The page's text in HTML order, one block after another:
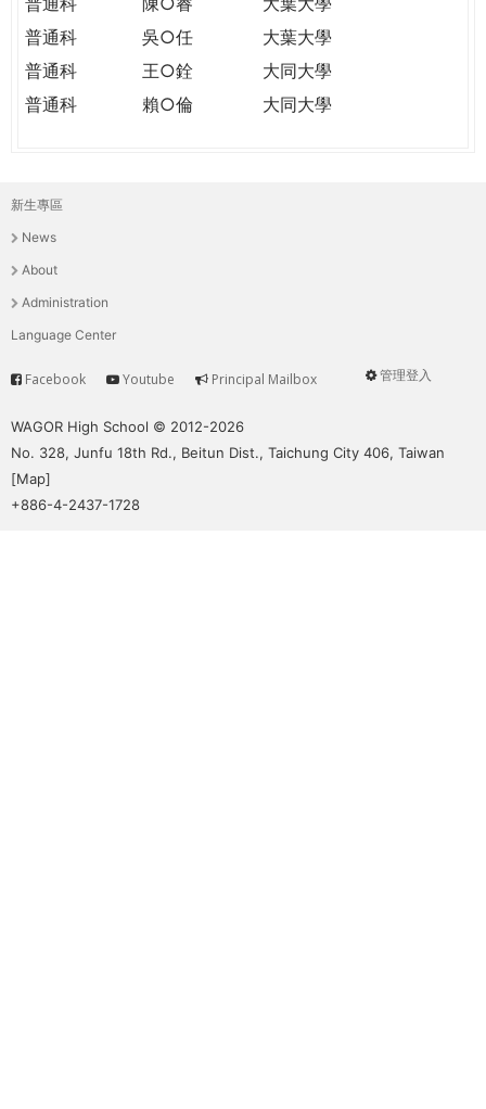
普通科
吳○任
大葉大學
普通科
王○銓
大同大學
普通科
賴○倫 大同大學
主
選
單
新生專區
News
About
Administration
Language Center
User
管理登入
Service
Facebook Youtube Principal Mailbox
WAGOR High School © 2012-2026
No. 328, Junfu 18th Rd., Beitun Dist., Taichung City 406, Taiwan
[Map]
+886-4-2437-1728